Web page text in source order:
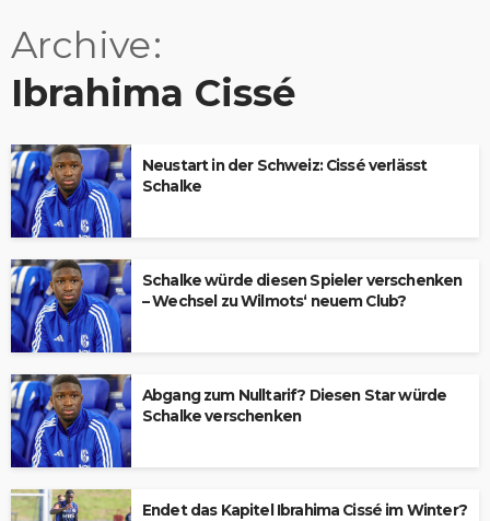
Archive
Ibrahima Cissé
Neustart in der Schweiz: Cissé verlässt
Schalke
Schalke würde diesen Spieler verschenken
– Wechsel zu Wilmots‘ neuem Club?
Abgang zum Nulltarif? Diesen Star würde
Schalke verschenken
Endet das Kapitel Ibrahima Cissé im Winter?